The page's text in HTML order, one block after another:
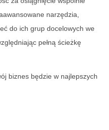
narzędzia,
do ich grup docelowych we
pełną ścieżkę
biznes będzie w najlepszych